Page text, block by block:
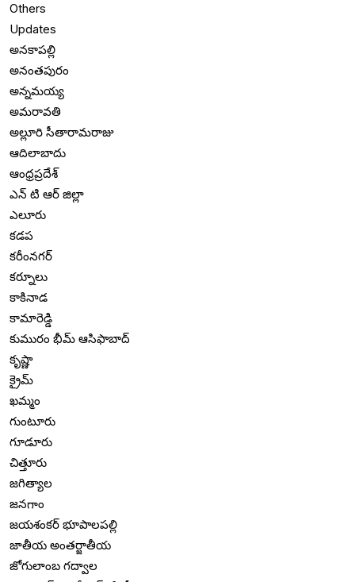
Others
Updates
అనకాపల్లి
అనంతపురం
అన్నమయ్య
అమరావతి
అల్లూరి సీతారామరాజు
ఆదిలాబాదు
ఆంధ్రప్రదేశ్
ఎన్ టి ఆర్ జిల్లా
ఎలూరు
కడప
కరీంనగర్
కర్నూలు
కాకినాడ
కామారెడ్డి
కుమురం భీమ్ ఆసిఫాబాద్
కృష్ణా
క్రైమ్
ఖమ్మం
గుంటూరు
గూడూరు
చిత్తూరు
జగిత్యాల
జనగాం
జయశంకర్ భూపాలపల్లి
జాతీయ అంతర్జాతీయ
జోగులాంబ గద్వాల